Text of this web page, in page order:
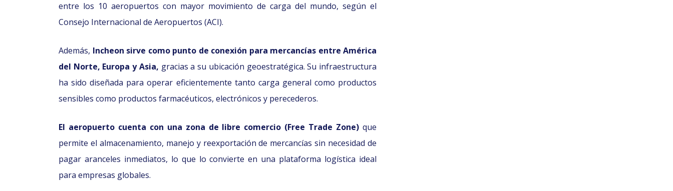
entre los 10 aeropuertos con mayor movimiento de carga del mundo, según el
Consejo Internacional de Aeropuertos (ACI).
Además, Incheon sirve como punto de conexión para mercancías entre América
del Norte, Europa y Asia, gracias a su ubicación geoestratégica. Su infraestructura
ha sido diseñada para operar eficientemente tanto carga general como productos
sensibles como productos farmacéuticos, electrónicos y perecederos.
El aeropuerto cuenta con una zona de libre comercio (Free Trade Zone) que
permite el almacenamiento, manejo y reexportación de mercancías sin necesidad de
pagar aranceles inmediatos, lo que lo convierte en una plataforma logística ideal
para empresas globales.